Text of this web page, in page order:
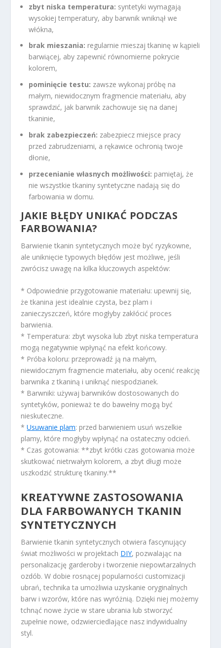
zbyt niska temperatura: syntetyki wymagają
wysokiej temperatury, aby barwnik wniknął we
włókna,
brak mieszania: regularnie mieszaj tkaninę w kąpieli
barwiącej, aby zapewnić równomierne pokrycie
kolorem,
pominięcie testu: zawsze wykonaj próbę na
małym, niewidocznym fragmencie materiału, aby
sprawdzić, jak barwnik zachowuje się na danej
tkaninie,
brak zabezpieczeń: zabezpiecz miejsce pracy
przed zabrudzeniami, a rękawice ochronią twoje
dłonie,
przecenianie własnych możliwości: pamiętaj, że
nie wszystkie tkaniny syntetyczne nadają się do
farbowania w domu.
JAKIE BŁĘDY UNIKAĆ PODCZAS
FARBOWANIA?
Barwienie tkanin syntetycznych może być ryzykowne,
ale uniknięcie typowych błędów jest możliwe, jeśli
zwrócisz uwagę na kilka kluczowych aspektów:
* Odpowiednie przygotowanie materiału: upewnij się,
że tkanina jest idealnie czysta, bez plam i
zanieczyszczeń, które mogłyby zakłócić proces
barwienia.
* Temperatura: zbyt wysoka lub zbyt niska temperatura
mogą negatywnie wpłynąć na efekt końcowy.
* Próba koloru: przeprowadź ją na małym,
niewidocznym fragmencie materiału, aby ocenić reakcję
barwnika z tkaniną i uniknąć niespodzianek.
* Barwniki: używaj barwników dostosowanych do
syntetyków, ponieważ te do bawełny mogą być
nieskuteczne.
*Usuwanie plam: przed barwieniem usuń wszelkie
plamy, które mogłyby wpłynąć na ostateczny odcień.
* Czas gotowania: **zbyt krótki czas gotowania może
skutkować nietrwałym kolorem, a zbyt długi może
uszkodzić strukturę tkaniny.**
KREATYWNE ZASTOSOWANIA
DLA FARBOWANYCH TKANIN
SYNTETYCZNYCH
Barwienie tkanin syntetycznych otwiera fascynujący
świat możliwości w projektach DIY, pozwalając na
personalizację garderoby i tworzenie niepowtarzalnych
ozdób. W dobie rosnącej popularności customizacji
ubrań, technika ta umożliwia uzyskanie oryginalnych
barw i wzorów, które nas wyróżnią. Dzięki niej możemy
tchnąć nowe życie w stare ubrania lub stworzyć
zupełnie nowe, odzwierciedlające nasz indywidualny
styl.